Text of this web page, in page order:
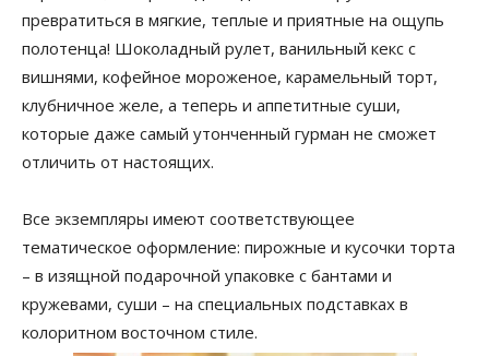
превратиться в мягкие, теплые и приятные на ощупь
полотенца! Шоколадный рулет, ванильный кекс с
вишнями, кофейное мороженое, карамельный торт,
клубничное желе, а теперь и аппетитные суши,
которые даже самый утонченный гурман не сможет
отличить от настоящих.
Все экземпляры имеют соответствующее
тематическое оформление: пирожные и кусочки торта
– в изящной подарочной упаковке с бантами и
кружевами, суши – на специальных подставках в
колоритном восточном стиле.